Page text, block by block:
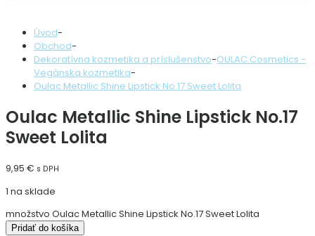
Úvod-
Obchod-
Dekoratívna kozmetika a príslušenstvo-OULAC Cosmetics -
Vegánska kozmetika-
Oulac Metallic Shine Lipstick No.17 Sweet Lolita
Oulac Metallic Shine Lipstick No.17
Sweet Lolita
9,95 € s DPH
1 na sklade
množstvo Oulac Metallic Shine Lipstick No.17 Sweet Lolita
Pridať do košíka